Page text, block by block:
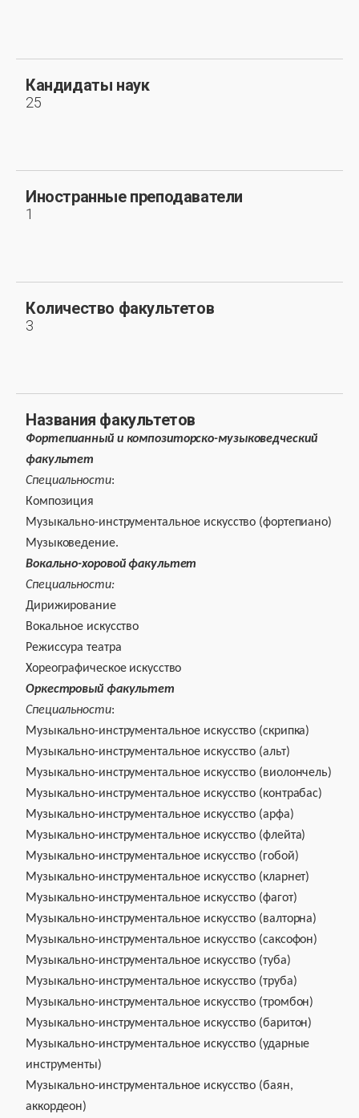
Кандидаты наук
25
Иностранные преподаватели
1
Количество факультетов
3
Названия факультетов
Фортепианный и композиторско-музыковедческий
факультет
Специальности:
Композиция
Музыкально-инструментальное искусство (фортепиано)
Музыковедение.
Вокально-хоровой факультет
Специальности:
Дирижирование
Вокальное искусство
Режиссура театра
Хореографическое искусство
Оркестровый факультет
Специальности:
Музыкально-инструментальное искусство (скрипка)
Музыкально-инструментальное искусство (альт)
Музыкально-инструментальное искусство (виолончель)
Музыкально-инструментальное искусство (контрабас)
Музыкально-инструментальное искусство (арфа)
Музыкально-инструментальное искусство (флейта)
Музыкально-инструментальное искусство (гобой)
Музыкально-инструментальное искусство (кларнет)
Музыкально-инструментальное искусство (фагот)
Музыкально-инструментальное искусство (валторна)
Музыкально-инструментальное искусство (саксофон)
Музыкально-инструментальное искусство (туба)
Музыкально-инструментальное искусство (труба)
Музыкально-инструментальное искусство (тромбон)
Музыкально-инструментальное искусство (баритон)
Музыкально-инструментальное искусство (ударные
инструменты)
Музыкально-инструментальное искусство (баян,
аккордеон)